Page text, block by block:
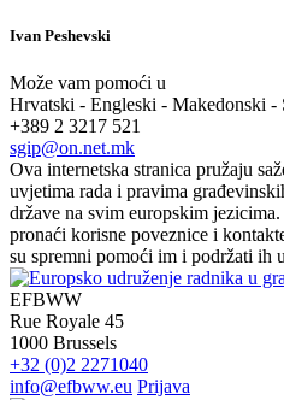
Ivan Peshevski
Može vam pomoći u
Hrvatski - Engleski - Makedonski -
+389 2 3217 521
sgip@on.net.mk
Ova internetska stranica pružaju
uvjetima rada i pravima
države na svim europskim
pronaći korisne poveznice i
su spremni pomoći im i podržati ih
EFBWW
Rue Royale 45
1000 Brussels
+32 (0)2 2271040
info@efbww.eu Prijava